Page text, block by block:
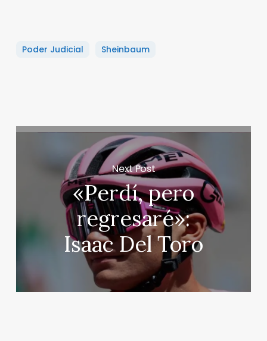
Poder Judicial Sheinbaum
Next Post
«Perdí, pero
regresaré»:
Isaac Del Toro